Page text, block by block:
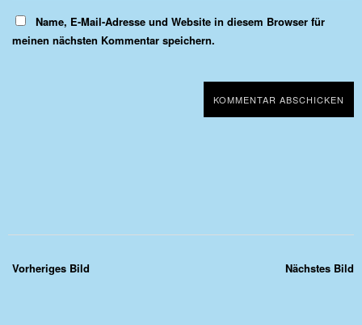
Name, E-Mail-Adresse und Website in diesem Browser für
meinen nächsten Kommentar speichern.
Nächstes Bild
Vorheriges Bild